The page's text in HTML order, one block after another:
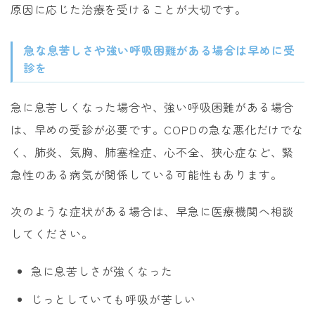
原因に応じた治療を受けることが大切です。
急な息苦しさや強い呼吸困難がある場合は早めに受
診を
急に息苦しくなった場合や、強い呼吸困難がある場合
は、早めの受診が必要です。COPDの急な悪化だけでな
く、肺炎、気胸、肺塞栓症、心不全、狭心症など、緊
急性のある病気が関係している可能性もあります。
次のような症状がある場合は、早急に医療機関へ相談
してください。
急に息苦しさが強くなった
じっとしていても呼吸が苦しい